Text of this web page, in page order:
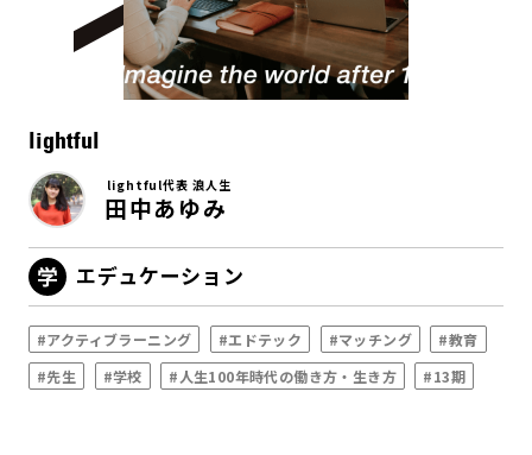
lightful
lightful代表 浪人生
田中あゆみ
エデュケーション
#アクティブラーニング #エドテック #マッチング
#教育
#先生
#学校 #人生100年時代の働き方・生き方 #13期